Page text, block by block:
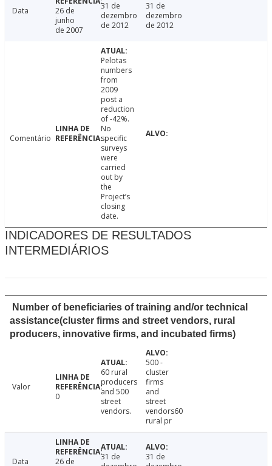
Data
26 de
junho
de 2007
31 de
dezembro
de 2012
31 de
dezembro
de 2012
Comentário
Pelotas
numbers
from
2009
post a
reduction
of -42%.
No
specific
surveys
were
carried
out by
the
Project’s
closing
date.
INDICADORES DE RESULTADOS
INTERMEDIÁRIOS
Number of beneficiaries of training and/or technical
assistance(cluster firms and street vendors, rural
producers, innovative firms, and incubated firms)
Valor
0
60 rural
producers
and 500
street
vendors.
500 -
cluster
firms
and
street
vendors60
rural pr
Data 26 de
31 de
31 de